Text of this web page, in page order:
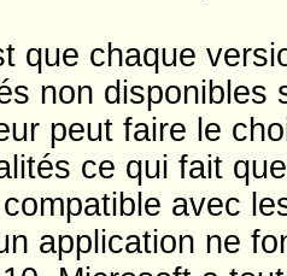
que chaque
non disponibles
peut faire le
ce qui fait
avec
application ne